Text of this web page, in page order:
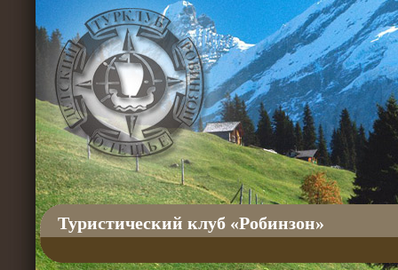
Туристический клуб «Робинзон»